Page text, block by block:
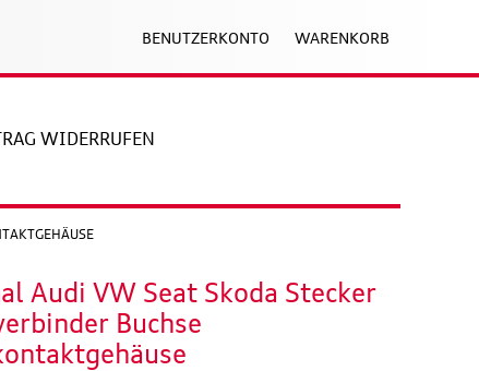
BENUTZERKONTO WARENKORB
WIDERRUFEN
Audi VW Seat Skoda Stecker
Buchse